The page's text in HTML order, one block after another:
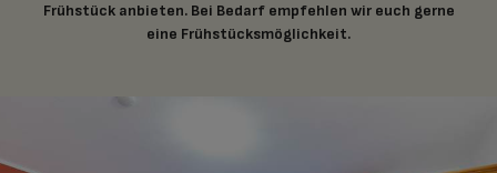
Frühstück anbieten. Bei Bedarf empfehlen wir euch gerne
eine Frühstücksmöglichkeit.